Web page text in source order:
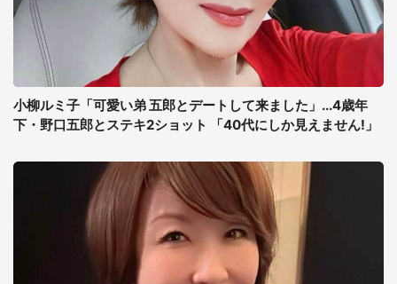
小柳ルミ子「可愛い弟 五郎とデートして来ました」...4歳年
下・野口五郎とステキ2ショット 「40代にしか見えません!」